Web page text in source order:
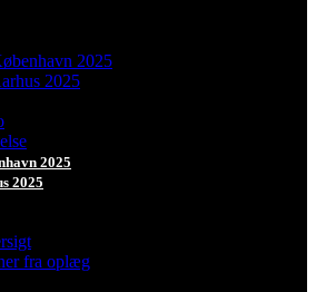
2025
2025
2025
2025
fra oplæg